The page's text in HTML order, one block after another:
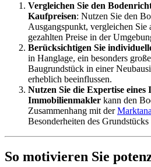
Vergleichen Sie den
Kaufpreisen: Nutzen Sie den
Ausgangspunkt, vergleichen Sie
gezahlten Preise in der
Berücksichtigen Sie
in Hanglage, ein besonders
Baugrundstück in einer
erheblich beeinflussen.
Nutzen Sie die Expertise
Immobilienmakler kann den
Zusammenhang mit der
Besonderheiten des Grundstücks
So motivieren Sie